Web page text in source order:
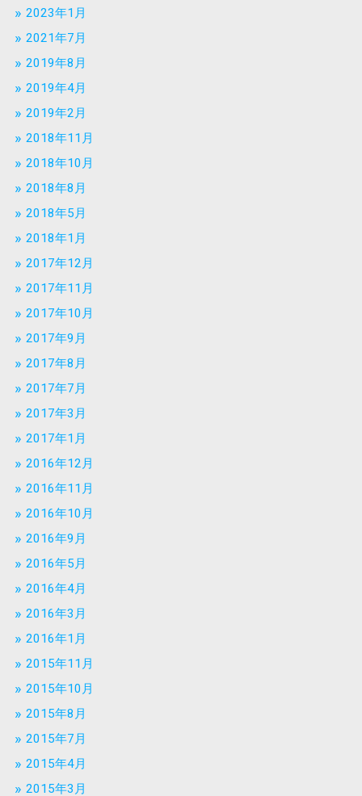
2023年1月
2021年7月
2019年8月
2019年4月
2019年2月
2018年11月
2018年10月
2018年8月
2018年5月
2018年1月
2017年12月
2017年11月
2017年10月
2017年9月
2017年8月
2017年7月
2017年3月
2017年1月
2016年12月
2016年11月
2016年10月
2016年9月
2016年5月
2016年4月
2016年3月
2016年1月
2015年11月
2015年10月
2015年8月
2015年7月
2015年4月
2015年3月